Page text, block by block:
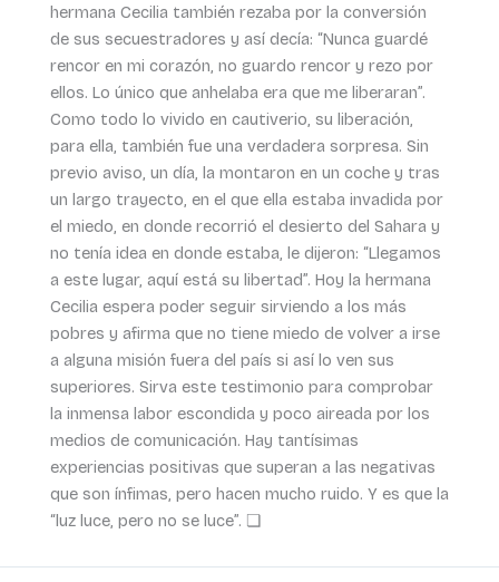
hermana Cecilia también rezaba por la conversión
de sus secuestradores y así decía: “Nunca guardé
rencor en mi corazón, no guardo rencor y rezo por
ellos. Lo único que anhelaba era que me liberaran”.
Como todo lo vivido en cautiverio, su liberación,
para ella, también fue una verdadera sorpresa. Sin
previo aviso, un día, la montaron en un coche y tras
un largo trayecto, en el que ella estaba invadida por
el miedo, en donde recorrió el desierto del Sahara y
no tenía idea en donde estaba, le dijeron: “Llegamos
a este lugar, aquí está su libertad”. Hoy la hermana
Cecilia espera poder seguir sirviendo a los más
pobres y afirma que no tiene miedo de volver a irse
a alguna misión fuera del país si así lo ven sus
superiores. Sirva este testimonio para comprobar
la inmensa labor escondida y poco aireada por los
medios de comunicación. Hay tantísimas
experiencias positivas que superan a las negativas
que son ínfimas, pero hacen mucho ruido. Y es que la
“luz luce, pero no se luce”. ❏